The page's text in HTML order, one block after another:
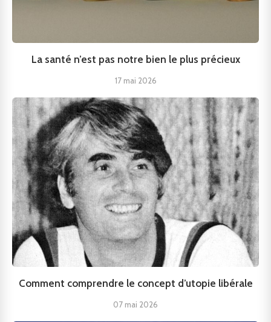
La santé n’est pas notre bien le plus précieux
17 mai 2026
Comment comprendre le concept d’utopie libérale
07 mai 2026